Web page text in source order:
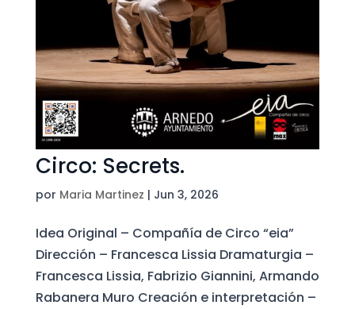
Circo: Secrets.
por Maria Martinez | Jun 3, 2026
Idea Original – Compañía de Circo “eia”
Dirección – Francesca Lissia Dramaturgia –
Francesca Lissia, Fabrizio Giannini, Armando
Rabanera Muro Creación e interpretación –